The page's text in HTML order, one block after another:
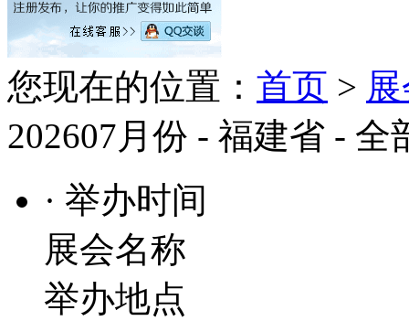
您现在的位置： 首页 >
202607月份 - 福建省 -
· 举办时间
展会名称
举办地点